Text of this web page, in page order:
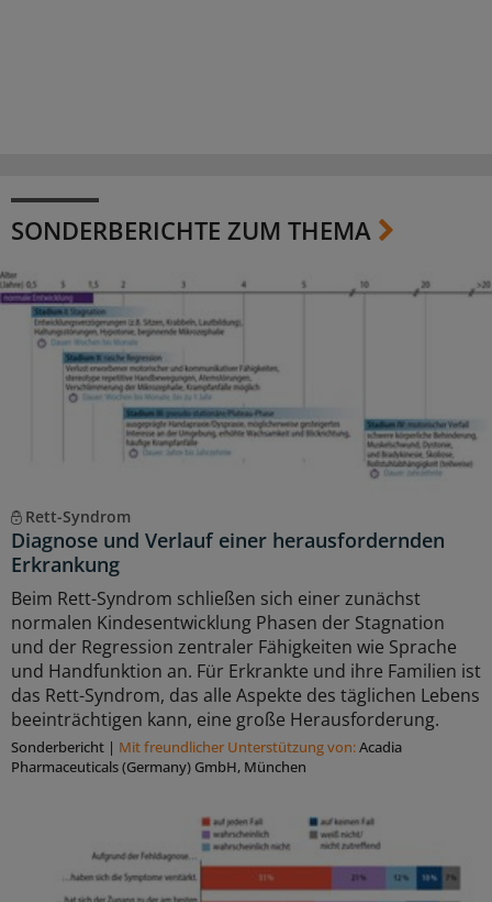
SONDERBERICHTE ZUM THEMA
Rett-Syndrom
Diagnose und Verlauf einer herausfordernden
Erkrankung
Beim Rett-Syndrom schließen sich einer zunächst
normalen Kindesentwicklung Phasen der Stagnation
und der Regression zentraler Fähigkeiten wie Sprache
und Handfunktion an. Für Erkrankte und ihre Familien ist
das Rett-Syndrom, das alle Aspekte des täglichen Lebens
beeinträchtigen kann, eine große Herausforderung.
Sonderbericht | Mit freundlicher Unterstützung von:Acadia
Pharmaceuticals (Germany) GmbH, München